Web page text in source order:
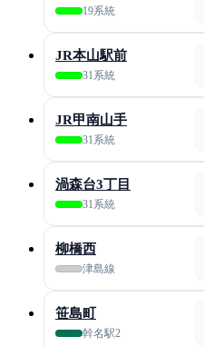
19系統
JR本山駅前
31系統
JR甲南山手
31系統
渦森台3丁目
31系統
柳橋西
津島線
笹島町
幹名駅2